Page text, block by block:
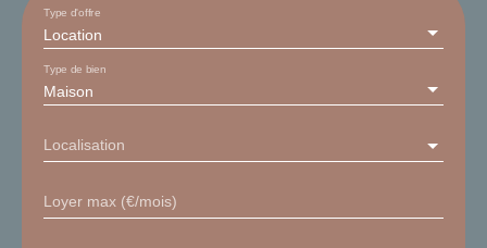
Location
Type d'offre
Maison
Type de bien
Localisation
Loyer max (€/mois)